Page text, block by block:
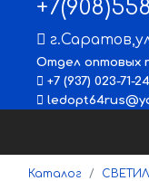
г.Саратов,
Отдел оптовых
+7 (937) 023-71-24
Каталог